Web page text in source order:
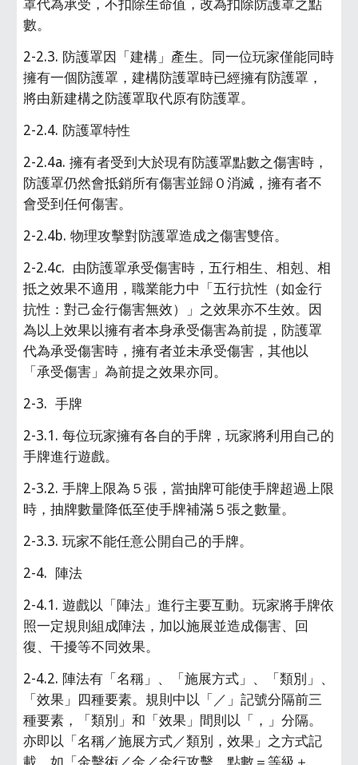
罩代為承受，不扣除生命值，改為扣除防護罩之點
數。
2-2.3. 防護罩因「建構」產生。同一位玩家僅能同時
擁有一個防護罩，建構防護罩時已經擁有防護罩，
將由新建構之防護罩取代原有防護罩。
2-2.4. 防護罩特性
2-2.4a. 擁有者受到大於現有防護罩點數之傷害時，
防護罩仍然會抵銷所有傷害並歸０消滅，擁有者不
會受到任何傷害。
2-2.4b. 物理攻擊對防護罩造成之傷害雙倍。
2-2.4c.  由防護罩承受傷害時，五行相生、相剋、相
抵之效果不適用，職業能力中「五行抗性（如金行
抗性：對己金行傷害無效）」之效果亦不生效。因
為以上效果以擁有者本身承受傷害為前提，防護罩
代為承受傷害時，擁有者並未承受傷害，其他以
「承受傷害」為前提之效果亦同。
2-3.  手牌
2-3.1. 每位玩家擁有各自的手牌，玩家將利用自己的
手牌進行遊戲。
2-3.2. 手牌上限為５張，當抽牌可能使手牌超過上限
時，抽牌數量降低至使手牌補滿５張之數量。
2-3.3. 玩家不能任意公開自己的手牌。
2-4.  陣法
2-4.1. 遊戲以「陣法」進行主要互動。玩家將手牌依
照一定規則組成陣法，加以施展並造成傷害、回
復、干擾等不同效果。
2-4.2. 陣法有「名稱」、「施展方式」、「類別」、
「效果」四種要素。規則中以「／」記號分隔前三
種要素，「類別」和「效果」間則以「，」分隔。
亦即以「名稱／施展方式／類別，效果」之方式記
載，如「金擊術／金／金行攻擊，點數＝等級＋